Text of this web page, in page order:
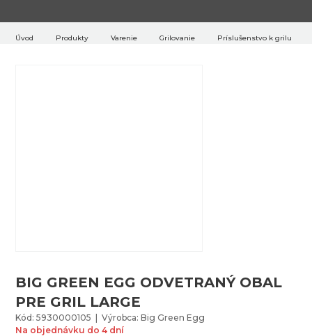
Úvod Produkty Varenie Grilovanie Príslušenstvo k grilu
BIG GREEN EGG ODVETRANÝ OBAL
PRE GRIL LARGE
Kód: 5930000105 | Výrobca: Big Green Egg
Na objednávku do 4 dní